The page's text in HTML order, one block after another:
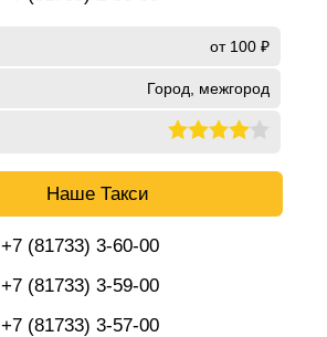
от 100 ₽
Город, межгород
Наше Такси
+7 (81733) 3-60-00
+7 (81733) 3-59-00
+7 (81733) 3-57-00